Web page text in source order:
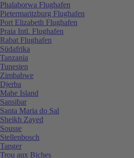
Phalaborwa Flughafen
Pietermaritzburg Flughafen
Port Elizabeth Flughafen
Praia Intl. Flughafen
Rabat Flughafen
Südafrika
Tanzania
Tunesien
Zimbabwe
Djerba
Mahe Island
Sansibar
Santa Maria do Sal
Sheikh Zayed
Sousse
Stellenbosch
Tanger
Trou aux Biches